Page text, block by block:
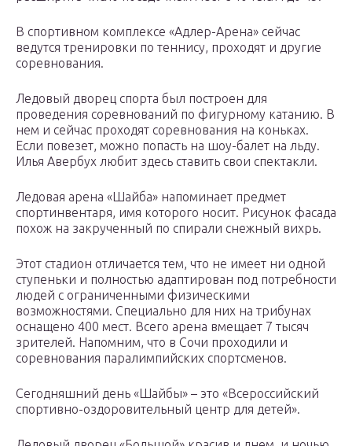
В спортивном комплексе «Адлер-Арена» сейчас
ведутся тренировки по теннису, проходят и другие
соревнования.
Ледовый дворец спорта был построен для
проведения соревнований по фигурному катанию. В
нем и сейчас проходят соревнования на коньках.
Если повезет, можно попасть на шоу-балет на льду.
Илья Авербух любит здесь ставить свои спектакли.
Ледовая арена «Шайба» напоминает предмет
спортинвентаря, имя которого носит. Рисунок фасада
похож на закрученный по спирали снежный вихрь.
Этот стадион отличается тем, что не имеет ни одной
ступеньки и полностью адаптирован под потребности
людей с ограниченными физическими
возможностями. Специально для них на трибунах
оснащено 400 мест. Всего арена вмещает 7 тысяч
зрителей. Напомним, что в Сочи проходили и
соревнования паралимпийских спортсменов.
Сегодняшний день «Шайбы» – это «Всероссийский
спортивно-оздоровительный центр для детей».